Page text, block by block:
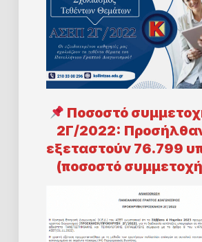
Ποσοστό
2Γ/2022:
εξεταστούν 76.799
(ποσοστό